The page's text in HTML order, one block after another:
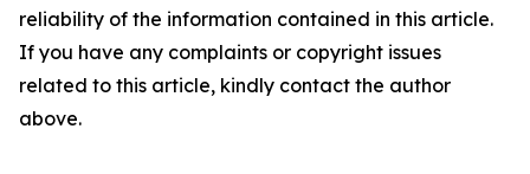
reliability of the information contained in this article.
If you have any complaints or copyright issues
related to this article, kindly contact the author
above.